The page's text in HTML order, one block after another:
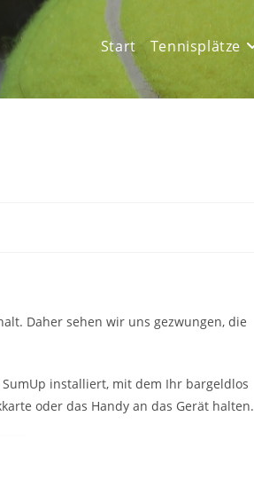
Start Tennisplätze
Daher sehen wir uns gezwungen, die
installiert, mit dem Ihr bargeldlos
oder das Handy an das Gerät halten.